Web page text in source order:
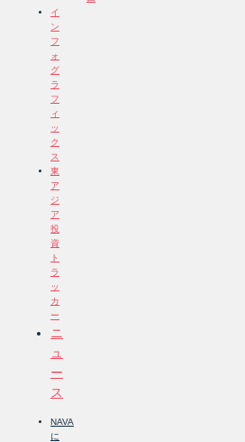
イ
ン
フ
ォ
グ
ラ
フ
ィ
ッ
ク
ス
東
ア
ジ
ア
投
資
ト
ラ
ッ
カ
ー
ニ
ュ
ー
ス
NAVA
に